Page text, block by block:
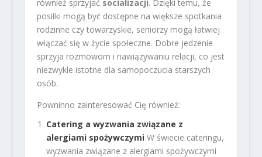
również sprzyjać socializacji. Dzięki temu, że
posiłki mogą być dostępne na większe spotkania
rodzinne czy towarzyskie, seniorzy mogą łatwiej
włączać się w życie społeczne. Dobre jedzenie
sprzyja rozmowom i nawiązywaniu relacji, co jest
niezwykle istotne dla samopoczucia starszych
osób.
Powninno zainteresować Cię również:
Catering a wyzwania związane z
alergiami spożywczymi W świecie cateringu,
wyzwania związane z alergiami spożywczymi